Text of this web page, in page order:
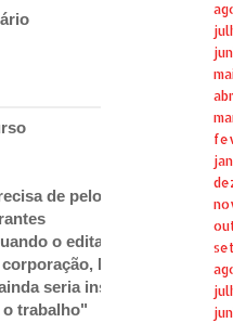
de pelo menos 100 novos
o edital será lançado;
Marcelo Santos,
seria insuficiente, porém
trabalho"